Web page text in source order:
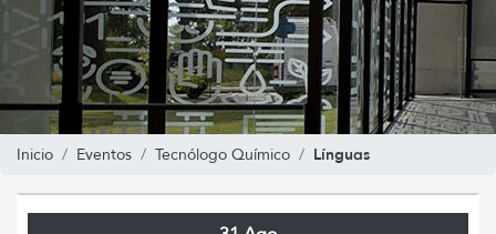
Inicio Eventos Tecnólogo Químico Línguas